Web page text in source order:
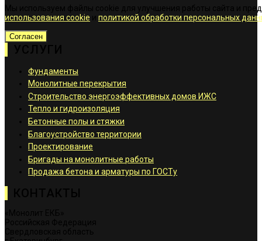
Мы используем файлы cookie для улучшения работы сайта и
использования cookie
политикой обработки персональных
Согласен
Фундаменты
Монолитные перекрытия
Строительство энергоэффективных домов ИЖС
Тепло и гидроизоляция
Бетонные полы и стяжки
Благоустройство территории
Проектирование
Бригады на монолитные работы
Продажа бетона и арматуры по ГОСТу